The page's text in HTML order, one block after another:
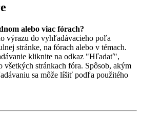
alebo viac fórach?
výrazu do vyhľadávacieho poľa
stránke, na fórach alebo v témach.
kliknite na odkaz "Hľadať",
všetkých stránkach fóra. Spôsob, akým
sa môže líšiť podľa použitého